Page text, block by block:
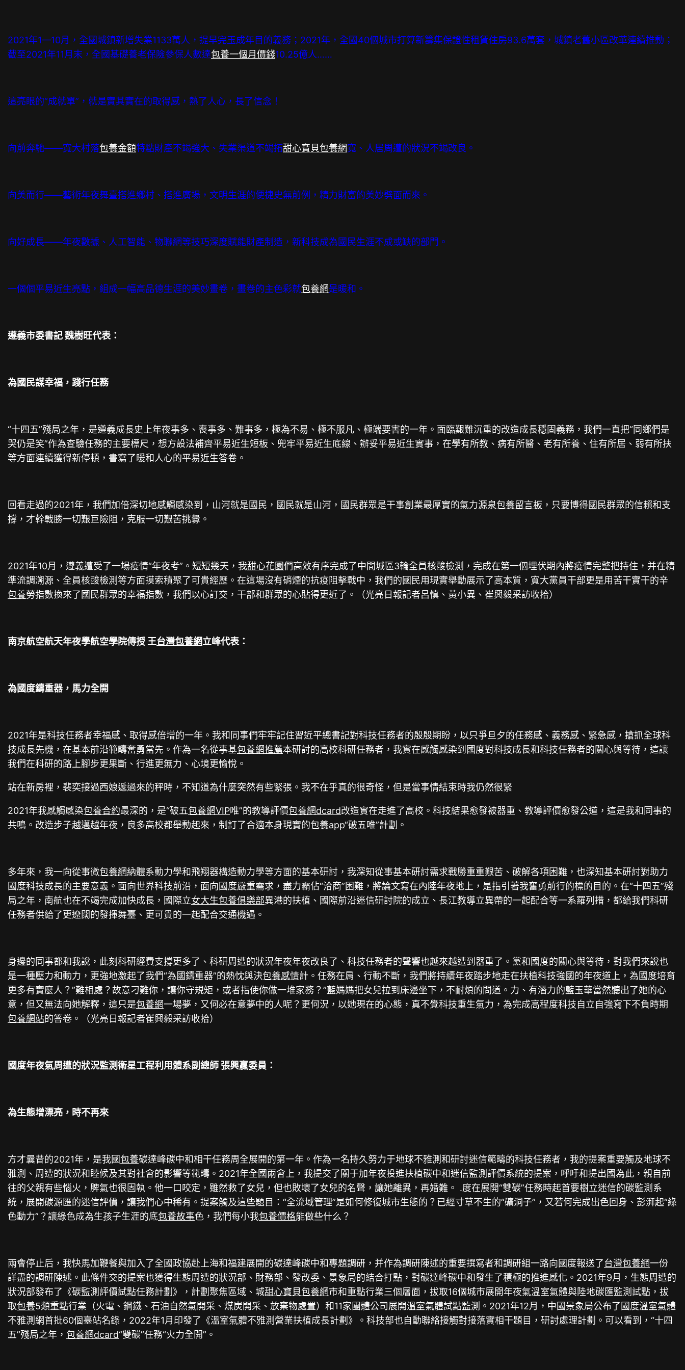
2021年1—10月，全國城鎮新增失業1133萬人，提早完玉成年目的義務；2021年，全國40個城市打算新籌集保證性租賃住房93.6萬套，城鎮老舊小區改革連續推動；
截至2021年11月末，全國基礎養老保險參保人數達包養一個月價錢10.25億人……
這亮眼的“成就單”，就是實其實在的取得感，熱了人心，長了信念！
向前奔馳——寬大村落包養金額特點財產不竭強大、失業渠道不竭拓甜心寶貝包養網寬、人居周遭的狀況不竭改良。
向美而行——藝術年夜舞臺搭進鄉村、搭進廣場，文明生涯的便捷史無前例，精力財富的美妙劈面而來。
向好成長——年夜數據、人工智能、物聯網等技巧深度賦能財產制造，新科技成為國民生涯不成或缺的部門。
一個個平易近生亮點，組成一幅高品德生涯的美妙畫卷，畫卷的主色彩就包養網是暖和。
遵義市委書記 魏樹旺代表：
為國民謀幸福，踐行任務
“十四五”殘局之年，是遵義成長史上年夜事多、喪事多、難事多，極為不易、極不服凡、極端要害的一年。面臨艱難沉重的改造成長穩固義務，我們一直把“同鄉們是
哭仍是笑”作為查驗任務的主要標尺，想方設法補齊平易近生短板、兜牢平易近生底線、辦妥平易近生實事，在學有所教、病有所醫、老有所養、住有所居、弱有所扶
等方面連續獲得新停頓，書寫了暖和人心的平易近生答卷。
回看走過的2021年，我們加倍深切地感觸感染到，山河就是國民，國民就是山河，國民群眾是干事創業最厚實的氣力源泉包養留言板 ，只要博得國民群眾的信賴和支
撐，才幹戰勝一切艱巨險阻，克服一切艱苦挑釁。
2021年10月，遵義遭受了一場疫情“年夜考”。短短幾天，我甜心花園們高效有序完成了中間城區3輪全員核酸檢測，完成在第一個埋伏期內將疫情完整把持住，并在精
準流調溯源、全員核酸檢測等方面摸索積聚了可貴經歷。在這場沒有硝煙的抗疫阻擊戰中，我們的國民用現實舉動展示了高本質，寬大黨員干部更是用苦干實干的辛
包養勞指數換來了國民群眾的幸福指數，我們以心訂交，干部和群眾的心貼得更近了。（光亮日報記者呂慎、黃小異、崔興毅采訪收拾）
南京航空航天年夜學航空學院傳授 王台灣包養網立峰代表：
為國度鑄重器，馬力全開
2021年是科技任務者幸福感、取得感倍增的一年。我和同事們牢牢記住習近平總書記對科技任務者的殷殷期盼，以只爭旦夕的任務感、義務感、緊急感，搶抓全球科
技成長先機，在基本前沿範疇奮勇當先。作為一名從事基包養網推薦本研討的高校科研任務者，我實在感觸感染到國度對科技成長和科技任務者的關心與等待，這讓
我們在科研的路上腳步更果斷、行進更無力、心境更愉悅。
站在新房裡，裴奕接過西娘遞過來的秤時，不知道為什麼突然有些緊張。我不在乎真的很奇怪，但是當事情結束時我仍然很緊
2021年我感觸感染包養合約最深的，是“破五包養網VIP唯”的教導評價包養網dcard改造實在走進了高校。科技結果愈發被器重、教導評價愈發公道，這是我和同事的
共鳴。改造步子越邁越年夜，良多高校都舉動起來，制訂了合適本身現實的包養app“破五唯”計劃。
多年來，我一向從事微包養網納體系動力學和飛翔器構造動力學等方面的基本研討，我深知從事基本研討需求戰勝重重艱苦、破解各項困難，也深知基本研討對助力
國度科技成長的主要意義。面向世界科技前沿，面向國度嚴重需求，盡力霸佔“洽商”困難，將論文寫在內陸年夜地上，是指引著我奮勇前行的標的目的。在“十四五”殘
局之年，南航也在不竭完成加快成長，國際立女大生包養俱樂部異港的扶植、國際前沿迷信研討院的成立、長江教導立異帶的一起配合等一系羅列措，都給我們科研
任務者供給了更遼闊的發揮舞臺、更可貴的一起配合交通機遇。
身邊的同事都和我說，此刻科研經費支撐更多了、科研周遭的狀況年夜年夜改良了、科技任務者的聲響也越來越遭到器重了。黨和國度的關心與等待，對我們來說也
是一種壓力和動力，更強地激起了我們“為國鑄重器”的熱忱與決包養感情計。任務在肩、行動不斷，我們將持續年夜踏步地走在扶植科技強國的年夜道上，為國度培育
更多有實麼人？”難相處？故意刁難你，讓你守規矩，或者指使你做一堆家務？”藍媽媽把女兒拉到床邊坐下，不耐煩的問道。力、有潛力的藍玉華當然聽出了她的心
意，但又無法向她解釋，這只是包養網一場夢，又何必在意夢中的人呢？更何況，以她現在的心態，真不覺科技重生氣力，為完成高程度科技自立自強寫下不負時期
包養網站的答卷。（光亮日報記者崔興毅采訪收拾）
國度年夜氣周遭的狀況監測衛星工程利用體系副總師 張興贏委員：
為生態增漂亮，時不再來
方才曩昔的2021年，是我國包養碳達峰碳中和相干任務周全展開的第一年。作為一名持久努力于地球不雅測和研討迷信範疇的科技任務者，我的提案重要觸及地球不
雅測、周遭的狀況和睦候及其對社會的影響等範疇。2021年全國兩會上，我提交了關于加年夜投進扶植碳中和迷信監測評價系統的提案，呼吁和提出國為此，親自前
往的父親有些惱火，脾氣也很固執。他一口咬定，雖然救了女兒，但也敗壞了女兒的名聲，讓她離異，再婚難。 .度在展開“雙碳”任務時起首要樹立迷信的碳監測系
統，展開碳源匯的迷信評價，讓我們心中稀有。提案觸及這些題目：“全流域管理”是如何修復城市生態的？已經寸草不生的“礦洞子”，又若何完成出色回身、彭湃起“綠
色動力”？讓綠色成為生孩子生涯的底包養故事色，我們每小我包養價格能做些什么？
兩會停止后，我快馬加鞭餐與加入了全國政協赴上海和福建展開的碳達峰碳中和專題調研，并作為調研陳述的重要撰寫者和調研組一路向國度報送了台灣包養網一份
詳盡的調研陳述。此條件交的提案也獲得生態周遭的狀況部、財務部、發改委、景象局的結合打點，對碳達峰碳中和發生了積極的推進感化。2021年9月，生態周遭的
狀況部發布了《碳監測評價試點任務計劃》，計劃聚焦區域、城甜心寶貝包養網市和重點行業三個層面，拔取16個城市展開年夜氣溫室氣體與陸地碳匯監測試點，拔
取包養5類重點行業（火電、鋼鐵、石油自然氣開采、煤炭開采、放棄物處置）和11家團體公司展開溫室氣體試點監測。2021年12月，中國景象局公布了國度溫室氣體
不雅測網首批60個臺站名錄，2022年1月印發了《溫室氣體不雅測營業扶植成長計劃》。科技部也自動聯絡接觸對接落實相干題目，研討處理計劃。可以看到，“十四
五”殘局之年，包養網dcard“雙碳”任務“火力全開”。